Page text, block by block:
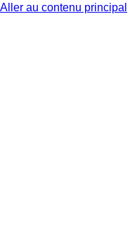
Aller au contenu principal